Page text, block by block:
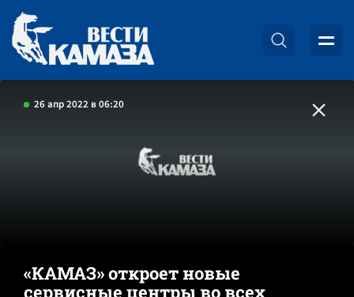
26 апр 2022 в 06:20
«КАМАЗ» откроет новые
сервисные центры во всех